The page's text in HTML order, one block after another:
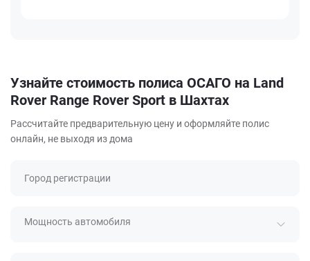
Узнайте стоимость полиса ОСАГО на Land
Rover Range Rover Sport в Шахтах
Рассчитайте предварительную цену и оформляйте полис
онлайн, не выходя из дома
Город регистрации
Мощность автомобиля